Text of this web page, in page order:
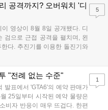
현하며 시리즈의 미래를 향한
공격까지? 오버워치 '디
영상이 8월 8일 공개됐다. 디
검으로 근접 공격을 펼치며, 왼
다. 추진기를 이용한 돌진기와
카 파괴 시 맨몸으로 기관총을
출시될 예정이다....
5
"전례 없는 수준"
발표에서 'GTA6'의 예약 판매가
25일부터 시작된 예약 물량은
비자 반응이 매우 뜨겁다. 한편
1